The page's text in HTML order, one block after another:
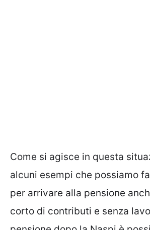
Come si agisce in questa
alcuni esempi che possiamo
per arrivare alla pensione
corto di contributi e senza